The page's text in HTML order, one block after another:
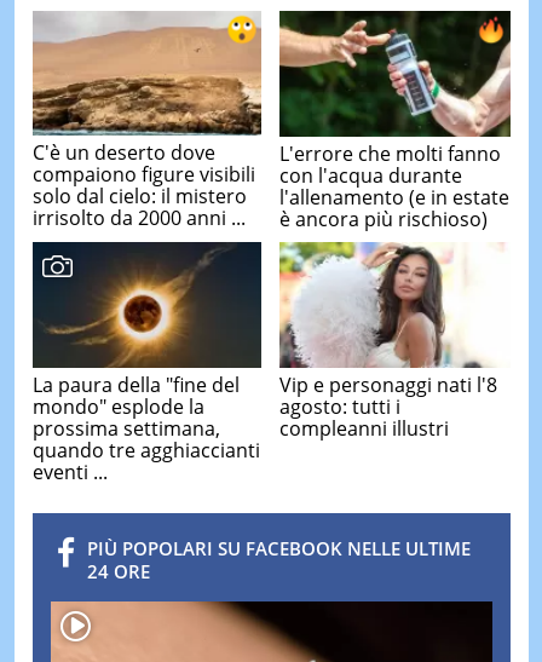
C'è un deserto dove
compaiono figure visibili
solo dal cielo: il mistero
irrisolto da 2000 anni ...
L'errore che molti fanno
con l'acqua durante
l'allenamento (e in estate
è ancora più rischioso)
La paura della "fine del
mondo" esplode la
prossima settimana,
quando tre agghiaccianti
eventi ...
Vip e personaggi nati l'8
agosto: tutti i
compleanni illustri
PIÙ POPOLARI SU FACEBOOK NELLE ULTIME
24 ORE